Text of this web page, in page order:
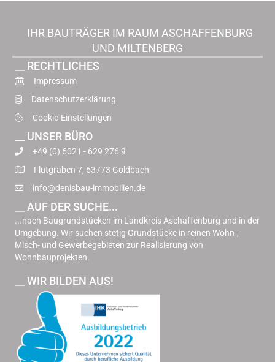
IHR BAUTRÄGER IM RAUM ASCHAFFENBURG
UND MILTENBERG
__ RECHTLICHES
Impressum
Datenschutzerklärung
Cookie-Einstellungen
__ UNSER BÜRO
+49 (0) 6021 - 629 276 9
Flutgraben 7, 63773 Goldbach
info@denisbau-immobilien.de
__ AUF DER SUCHE...
...nach Baugrundstücken im Landkreis Aschaffenburg und in der
Umgebung. Wir suchen stetig Grundstücke in reinen Wohn-,
Misch- und Gewerbegebieten zur Realisierung von
Wohnbauprojekten.
__ WIR BILDEN AUS!